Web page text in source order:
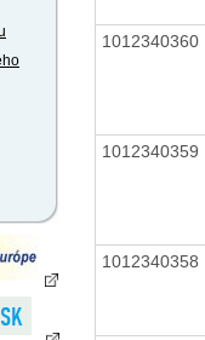
1012340360
1012340359
1012340358